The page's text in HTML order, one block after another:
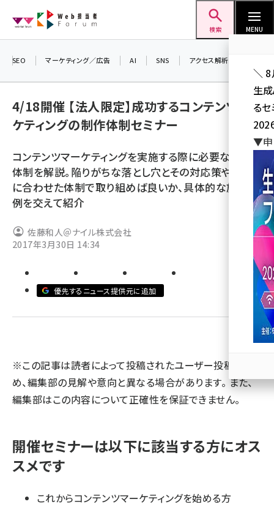
ン
検索 MENU
ai (2814)
youtube (2441)
note (2317)
セミナー (2310)
z世代 (1623)
meo (1277)
llmo (1167)
SEO マーケティング／広告 AI SNS アクセス解析／データ分析
4/18開催 【法人限定】成功するコンテンツマー
ケティングの制作体制セミナー
コンテンツマーケティングを実施する際に必要な制作
体制を解説。陥りがちな落とし穴とその対応策や、自社
に合わせた体制で取り組めば良いか、具体的な施策実
例を交えて紹介
佐藤和人＠ナイル株式会社
2017年3月30日 14:34
優先するニュース提供元に追加
※この記事は読者によって投稿されたユーザー投稿のた
め、編集部の見解や意向と異なる場合があります。 また、
編集部はこの内容について正確性を保証できません。
開催セミナーは以下に該当する方にオス
スメです
これからコンテンツマーケティングを始める方
＼ 8
生
る
▼申